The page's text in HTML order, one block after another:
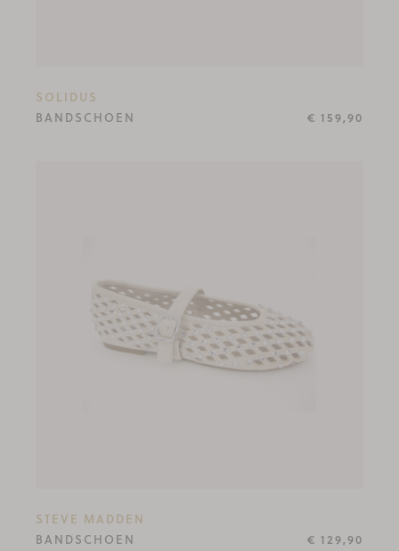
SOLIDUS
BANDSCHOEN
€ 159,90
STEVE MADDEN
BANDSCHOEN
€ 129,90